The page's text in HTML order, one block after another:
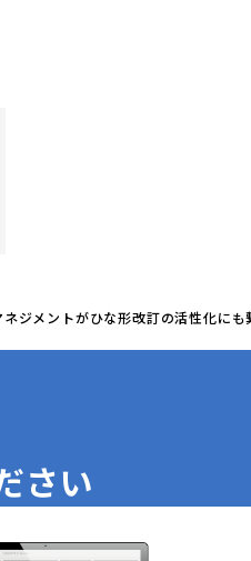
ジメントがひな形改訂の活性化にも
さい